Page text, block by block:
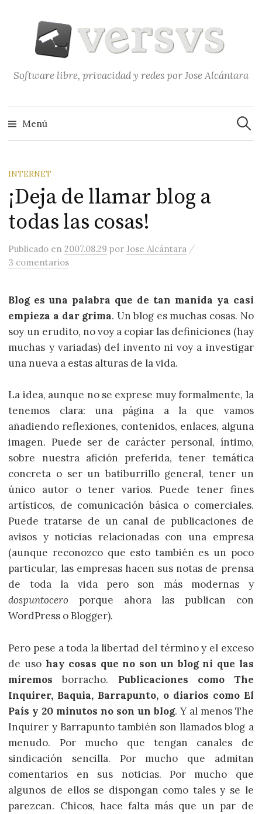
contenido
Software libre, privacidad y redes por Jose Alcántara
Menú
INTERNET
¡Deja de llamar blog a
todas las cosas!
Publicado en2007.08.29 porJose Alcántara /
3 comentarios
Blog es una palabra que de tan manida ya casi
empieza a dar grima. Un blog es muchas cosas. No
soy un erudito, no voy a copiar las definiciones (hay
muchas y variadas) del invento ni voy a investigar
una nueva a estas alturas de la vida.
La idea, aunque no se exprese muy formalmente, la
tenemos clara: una página a la que vamos
añadiendo reflexiones, contenidos, enlaces, alguna
imagen. Puede ser de carácter personal, íntimo,
sobre nuestra afición preferida, tener temática
concreta o ser un batiburrillo general, tener un
único autor o tener varios. Puede tener fines
artísticos, de comunicación básica o comerciales.
Puede tratarse de un canal de publicaciones de
avisos y noticias relacionadas con una empresa
(aunque reconozco que esto también es un poco
particular, las empresas hacen sus notas de prensa
de toda la vida pero son más modernas y
dospuntocero porque ahora las publican con
WordPress o Blogger).
Pero pese a toda la libertad del término y el exceso
de uso hay cosas que no son un blog ni que las
miremos borracho. Publicaciones como The
Inquirer, Baquia, Barrapunto, o diarios como El
País y 20 minutos no son un blog. Y al menos The
Inquirer y Barrapunto también son llamados blog a
menudo. Por mucho que tengan canales de
sindicación sencilla. Por mucho que admitan
comentarios en sus noticias. Por mucho que
algunos de ellos se dispongan como tales y se le
parezcan. Chicos, hace falta más que un par de